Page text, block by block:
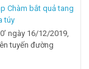
Chàm bắt quả tang
túy
ngày 16/12/2019,
tuyến đường